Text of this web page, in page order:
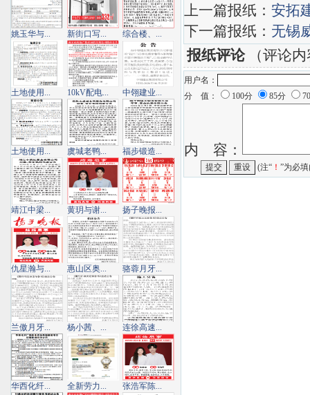
上一篇报纸： 安拓
下一篇报纸： 无锡
报纸评论（评论内
用户名：
分 值：
100分 85分
内 容：
(注“ ！ ”为必
姚玉华与... 新街口写... 综合楼、...
土地使用... 10kV配电... 中翎建业...
土地使用... 虞城老鸭... 福步锻造...
靖江中梁... 黄玥与谢... 扬子晚报...
仇星瀚与... 惠山区奥... 骆蓉月牙...
兰傲月牙... 杨小茜、... 连徐高速...
华西化纤... 全新劳力... 张浩军陈...